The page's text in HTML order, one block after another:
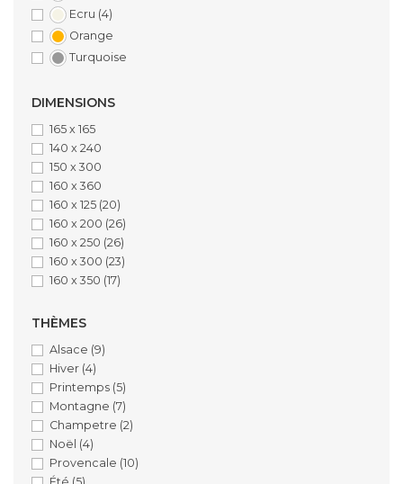
Ecru (4)
Orange
Turquoise
DIMENSIONS
165 x 165
140 x 240
150 x 300
160 x 360
160 x 125 (20)
160 x 200 (26)
160 x 250 (26)
160 x 300 (23)
160 x 350 (17)
THÈMES
Alsace (9)
Hiver (4)
Printemps (5)
Montagne (7)
Champetre (2)
Noël (4)
Provencale (10)